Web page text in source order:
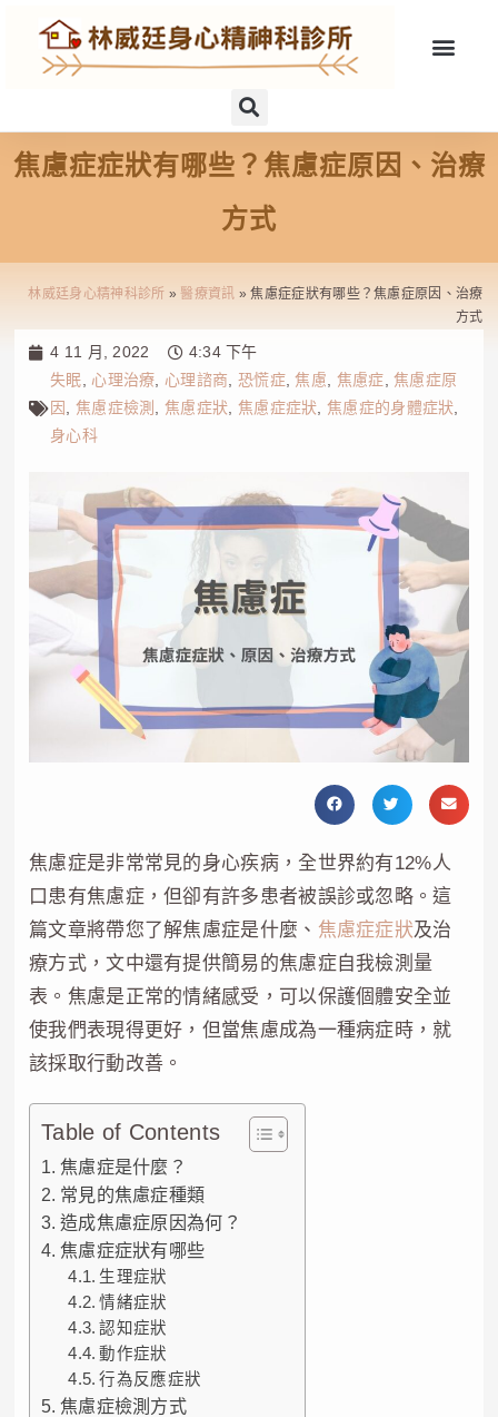
焦慮症症狀有哪些？焦慮症原因、治療
方式
林威廷身心精神科診所 »醫療資訊 »焦慮症症狀有哪些？焦慮症原因、治療
方式
4 11 月, 2022
4:34 下午
失眠
心理治療 心理諮商 恐慌症,焦慮 焦慮症 ,焦慮症原
因
焦慮症檢測 ,焦慮症狀 焦慮症症狀 ,焦慮症的身體症狀
身心科
焦慮症是非常常見的身心疾病，全世界約有12%人
口患有焦慮症，但卻有許多患者被誤診或忽略。這
篇文章將帶您了解焦慮症是什麼、 焦慮症症狀及治
療方式，文中還有提供簡易的焦慮症自我檢測量
表。焦慮是正常的情緒感受，可以保護個體安全並
使我們表現得更好，但當焦慮成為一種病症時，就
該採取行動改善。
Table of Contents
焦慮症是什麼？
常見的焦慮症種類
造成焦慮症原因為何？
焦慮症症狀有哪些
生理症狀
情緒症狀
認知症狀
動作症狀
行為反應症狀
焦慮症檢測方式